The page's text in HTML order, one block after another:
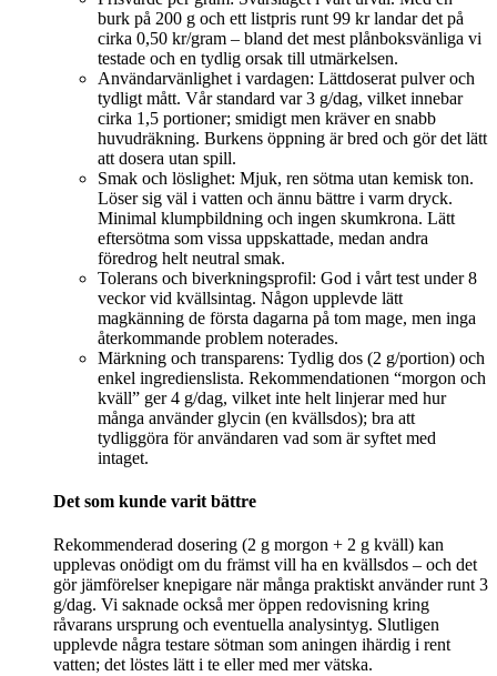
burk på 200 g och ett listpris runt 99 kr landar det på
cirka 0,50 kr/gram – bland det mest plånboksvänliga vi
testade och en tydlig orsak till utmärkelsen.
Användarvänlighet i vardagen: Lättdoserat pulver och
tydligt mått. Vår standard var 3 g/dag, vilket innebar
cirka 1,5 portioner; smidigt men kräver en snabb
huvudräkning. Burkens öppning är bred och gör det lätt
att dosera utan spill.
Smak och löslighet: Mjuk, ren sötma utan kemisk ton.
Löser sig väl i vatten och ännu bättre i varm dryck.
Minimal klumpbildning och ingen skumkrona. Lätt
eftersötma som vissa uppskattade, medan andra
föredrog helt neutral smak.
Tolerans och biverkningsprofil: God i vårt test under 8
veckor vid kvällsintag. Någon upplevde lätt
magkänning de första dagarna på tom mage, men inga
återkommande problem noterades.
Märkning och transparens: Tydlig dos (2 g/portion) och
enkel ingredienslista. Rekommendationen “morgon och
kväll” ger 4 g/dag, vilket inte helt linjerar med hur
många använder glycin (en kvällsdos); bra att
tydliggöra för användaren vad som är syftet med
intaget.
Det som kunde varit bättre
Rekommenderad dosering (2 g morgon + 2 g kväll) kan
upplevas onödigt om du främst vill ha en kvällsdos – och det
gör jämförelser knepigare när många praktiskt använder runt 3
g/dag. Vi saknade också mer öppen redovisning kring
råvarans ursprung och eventuella analysintyg. Slutligen
upplevde några testare sötman som aningen ihärdig i rent
vatten; det löstes lätt i te eller med mer vätska.